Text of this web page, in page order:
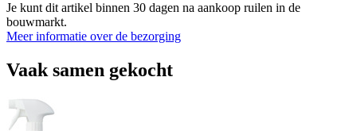
Je kunt dit artikel binnen 30 dagen na aankoop ruilen in de
bouwmarkt.
Meer informatie over de bezorging
Vaak samen gekocht